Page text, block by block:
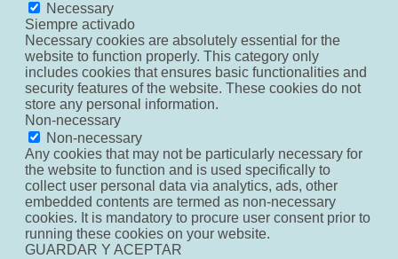
Necessary
Siempre activado
Necessary cookies are absolutely essential for the
website to function properly. This category only
includes cookies that ensures basic functionalities and
security features of the website. These cookies do not
store any personal information.
Non-necessary
Non-necessary
Any cookies that may not be particularly necessary for
the website to function and is used specifically to
collect user personal data via analytics, ads, other
embedded contents are termed as non-necessary
cookies. It is mandatory to procure user consent prior to
running these cookies on your website.
GUARDAR Y ACEPTAR